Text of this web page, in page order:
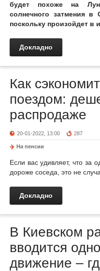
будет похоже на
солнечного затмения в
поскольку произойдет в
Докладно
Как
поездом:
распродаже
20-01-2022, 13:00 287
На пенсии
Если вас удивляет, что за
дороже соседа, это не
Докладно
В Киевском
вводится
движение –